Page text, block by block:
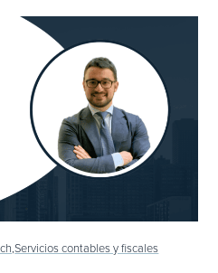
Servicios contables y fiscales